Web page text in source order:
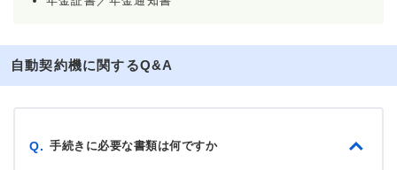
自動契約機に関するQ&A
Q. 手続きに必要な書類は何ですか